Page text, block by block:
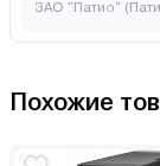
ЗАО "Патио"
Похожие